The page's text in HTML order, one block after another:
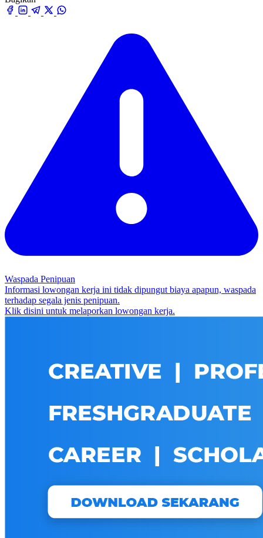
Waspada Penipuan
Informasi lowongan kerja ini tidak dipungut biaya apapun, waspada
terhadap segala jenis penipuan.
Klik disini untuk melaporkan lowongan kerja.